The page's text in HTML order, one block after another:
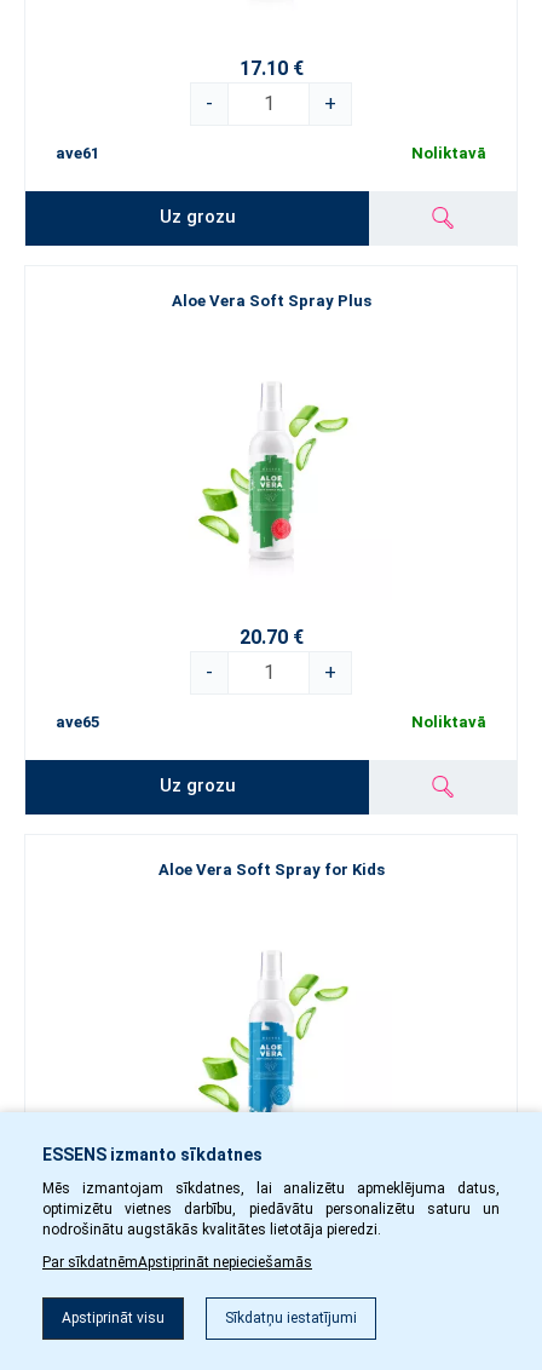
17.10 €
-
+
ave61 Noliktavā
Uz grozu
Aloe Vera Soft Spray Plus
20.70 €
-
+
ave65 Noliktavā
Uz grozu
Aloe Vera Soft Spray for Kids
20.70 €
-
+
ESSENS izmanto sīkdatnes
Mēs izmantojam sīkdatnes, lai analizētu apmeklējuma datus,
optimizētu vietnes darbību, piedāvātu personalizētu saturu un
nodrošinātu augstākās kvalitātes lietotāja pieredzi.
Par sīkdatnēmApstiprināt nepieciešamās
Apstiprināt visu Sīkdatņu iestatījumi